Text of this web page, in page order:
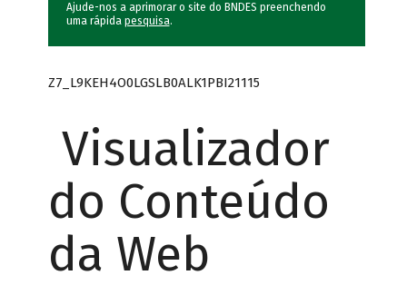
Ajude-nos a aprimorar o site do BNDES preenchendo
uma rápida pesquisa.
Z7_L9KEH4O0LGSLB0ALK1PBI21115
Visualizador
do Conteúdo
da Web